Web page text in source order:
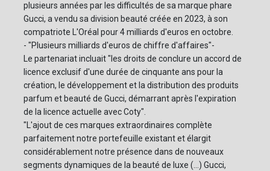
plusieurs années par les difficultés de sa marque phare
Gucci, a vendu sa division beauté créée en 2023, à son
compatriote L'Oréal pour 4 milliards d'euros en octobre.
- "Plusieurs milliards d'euros de chiffre d'affaires"-
Le partenariat incluait "les droits de conclure un accord de
licence exclusif d'une durée de cinquante ans pour la
création, le développement et la distribution des produits
parfum et beauté de Gucci, démarrant après l'expiration
de la licence actuelle avec Coty".
"L'ajout de ces marques extraordinaires complète
parfaitement notre portefeuille existant et élargit
considérablement notre présence dans de nouveaux
segments dynamiques de la beauté de luxe (...) Gucci,